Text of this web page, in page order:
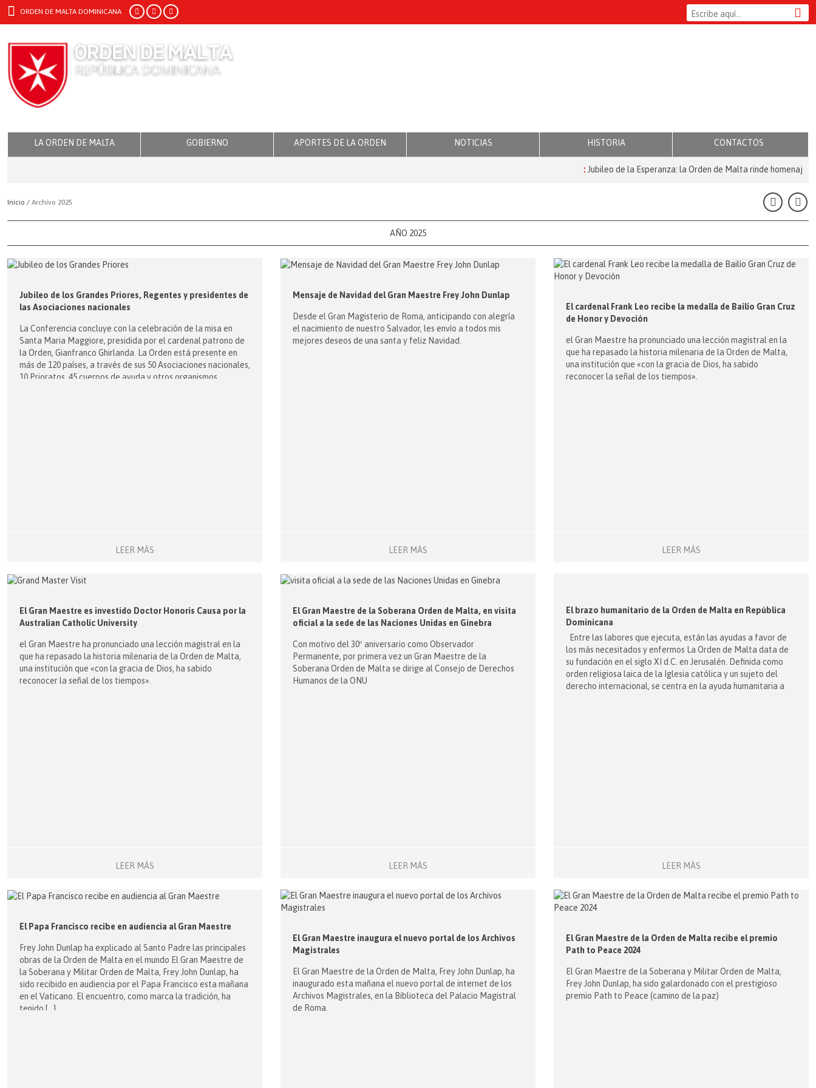
ORDEN DE MALTA DOMINICANA
LA ORDEN DE MALTA GOBIERNO APORTES DE LA ORDEN NOTICIAS HISTORIA CONTACTOS
Jubileo de la Esperanza: la Orden de Malta rinde homenaje a
Inicio / Archivo 2025
AÑO 2025
Jubileo de los Grandes Priores, Regentes y presidentes de
las Asociaciones nacionales
La Conferencia concluye con la celebración de la misa en
Santa Maria Maggiore, presidida por el cardenal patrono de
la Orden, Gianfranco Ghirlanda. La Orden está presente en
más de 120 países, a través de sus 50 Asociaciones nacionales,
10 Prioratos, 45 cuerpos de ayuda y otros organismos
LEER MÁS
Mensaje de Navidad del Gran Maestre Frey John Dunlap
Desde el Gran Magisterio de Roma, anticipando con alegría
el nacimiento de nuestro Salvador, les envío a todos mis
mejores deseos de una santa y feliz Navidad.
LEER MÁS
El cardenal Frank Leo recibe la medalla de Bailío Gran Cruz
de Honor y Devoción
el Gran Maestre ha pronunciado una lección magistral en la
que ha repasado la historia milenaria de la Orden de Malta,
una institución que «con la gracia de Dios, ha sabido
reconocer la señal de los tiempos».
LEER MÁS
El Gran Maestre es investido Doctor Honoris Causa por la
Australian Catholic University
el Gran Maestre ha pronunciado una lección magistral en la
que ha repasado la historia milenaria de la Orden de Malta,
una institución que «con la gracia de Dios, ha sabido
reconocer la señal de los tiempos».
LEER MÁS
El Gran Maestre de la Soberana Orden de Malta, en visita
oficial a la sede de las Naciones Unidas en Ginebra
Con motivo del 30º aniversario como Observador
Permanente, por primera vez un Gran Maestre de la
Soberana Orden de Malta se dirige al Consejo de Derechos
Humanos de la ONU
LEER MÁS
El brazo humanitario de la Orden de Malta en República
Dominicana
Entre las labores que ejecuta, están las ayudas a favor de
los más necesitados y enfermos La Orden de Malta data de
su fundación en el siglo XI d.C. en Jerusalén. Definida como
orden religiosa laica de la Iglesia católica y un sujeto del
derecho internacional, se centra en la ayuda humanitaria a
LEER MÁS
El Papa Francisco recibe en audiencia al Gran Maestre
Frey John Dunlap ha explicado al Santo Padre las principales
obras de la Orden de Malta en el mundo El Gran Maestre de
la Soberana y Militar Orden de Malta, Frey John Dunlap, ha
sido recibido en audiencia por el Papa Francisco esta mañana
en el Vaticano. El encuentro, como marca la tradición, ha
tenido […]
El Gran Maestre inaugura el nuevo portal de los Archivos
Magistrales
El Gran Maestre de la Orden de Malta, Frey John Dunlap, ha
inaugurado esta mañana el nuevo portal de internet de los
Archivos Magistrales, en la Biblioteca del Palacio Magistral
de Roma.
El Gran Maestre de la Orden de Malta recibe el premio
Path to Peace 2024
El Gran Maestre de la Soberana y Militar Orden de Malta,
Frey John Dunlap, ha sido galardonado con el prestigioso
premio Path to Peace (camino de la paz)